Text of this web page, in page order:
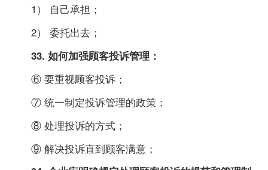
1） 自己承担；
2） 委托出去；
33. 如何加强顾客投诉管理：
⑥ 要重视顾客投诉；
⑦ 统一制定投诉管理的政策；
⑧ 处理投诉的方式；
⑨ 解决投诉直到顾客满意；